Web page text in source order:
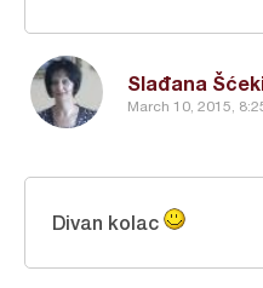
Slađana
March 10, 2015,
Divan kolac